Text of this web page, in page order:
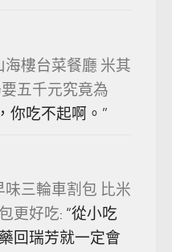
海樓台菜餐廳 米其
五千元究竟為
你吃不起啊。 ”
味三輪車割包 比米
更好吃: “從小吃
回瑞芳就一定會